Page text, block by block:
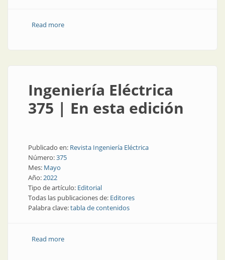
Read moreabout Ingeniería Eléctrica 376 | En esta edición
Ingeniería Eléctrica
375 | En esta edición
Publicado en: Revista Ingeniería Eléctrica
Número:375
Mes: Mayo
Año:2022
Tipo de artículo: Editorial
Todas las publicaciones de: Editores
Palabra clave:tabla de contenidos
Read moreabout Ingeniería Eléctrica 375 | En esta edición